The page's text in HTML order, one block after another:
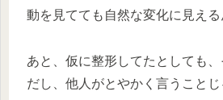
動を見てても自然な変化に見える
あと、仮に整形してたとしても、
だし、他人がとやかく言うことじ